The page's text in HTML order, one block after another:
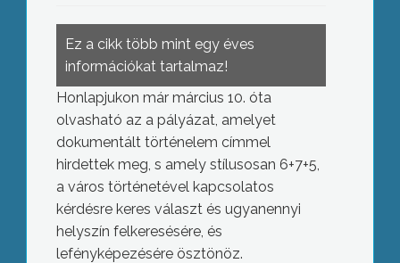
Ez a cikk több mint egy éves
információkat tartalmaz!
Honlapjukon már március 10. óta
olvasható az a pályázat, amelyet
dokumentált történelem címmel
hirdettek meg, s amely stílusosan 6+7+5,
a város történetével kapcsolatos
kérdésre keres választ és ugyanennyi
helyszín felkeresésére, és
lefényképezésére ösztönöz.